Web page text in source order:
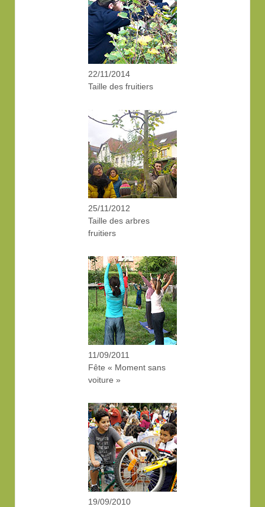
22/11/2014
Taille des fruitiers
25/11/2012
Taille des arbres
fruitiers
11/09/2011
Fête « Moment sans
voiture »
19/09/2010